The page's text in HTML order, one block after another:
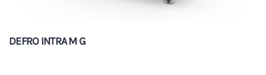
DEFRO INTRA M G